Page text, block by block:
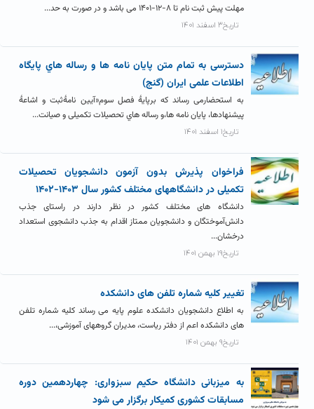
مهلت پیش ثبت نام تا ۸-۱۲-۱۴۰۱ می باشد و در صورت به حد...
تاریخ۳ اسفند ۱۴۰۱
دسترسی به تمام متن پایان نامه ها و رساله هاي پایگاه
اطلاعات علمی ایران (گنج)
به استحضارمی رساند که برپایۀ فصل سوم«آیین نامۀثبت و اشاعۀ
پیشنهادها، پایان نامه ها،و رساله هاي تحصیلات تکمیلی و صیانت...
تاریخ۱ اسفند ۱۴۰۱
فراخوان پذیرش بدون آزمون دانشجویان تحصیلات
تکمیلی در دانشگاههای مختلف کشور سال ۱۴۰۳-۱۴۰۲
دانشگاه های مختلف کشور در نظر دارند در راستای جذب
دانش‌آموختگان و دانشجویان ممتاز اقدام به جذب دانشجوی استعداد
درخشان...
تاریخ۱۹ بهمن ۱۴۰۱
تغییر کلیه شماره تلفن های دانشکده
به اطلاع دانشجویان دانشکده علوم پایه می رساند کلیه شماره تلفن
های دانشکده اعم از دفتر ریاست، مدیران گروههای آموزشی،...
تاریخ۹ بهمن ۱۴۰۱
به میزبانی دانشگاه حکیم سبزواری: چهاردهمین دوره
مسابقات کشوری کمیکار برگزار می شود